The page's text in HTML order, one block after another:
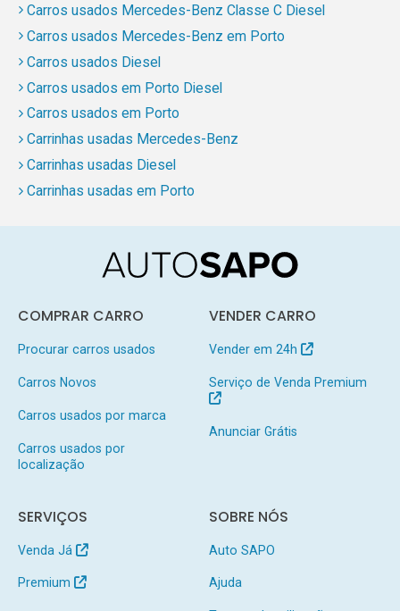
Carros usados Mercedes-Benz Classe C Diesel
Carros usados Mercedes-Benz em Porto
Carros usados Diesel
Carros usados em Porto Diesel
Carros usados em Porto
Carrinhas usadas Mercedes-Benz
Carrinhas usadas Diesel
Carrinhas usadas em Porto
COMPRAR CARRO
Procurar carros usados
Carros Novos
Carros usados por marca
Carros usados por
localização
VENDER CARRO
Vender em 24h
Serviço de Venda Premium
Anunciar Grátis
SERVIÇOS
Venda Já
Premium
SOBRE NÓS
Auto SAPO
Ajuda